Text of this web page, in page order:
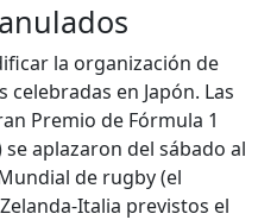
la organización de
en Japón. Las
Premio de Fórmula 1
aplazaron del sábado al
de rugby (el
Italia previstos el